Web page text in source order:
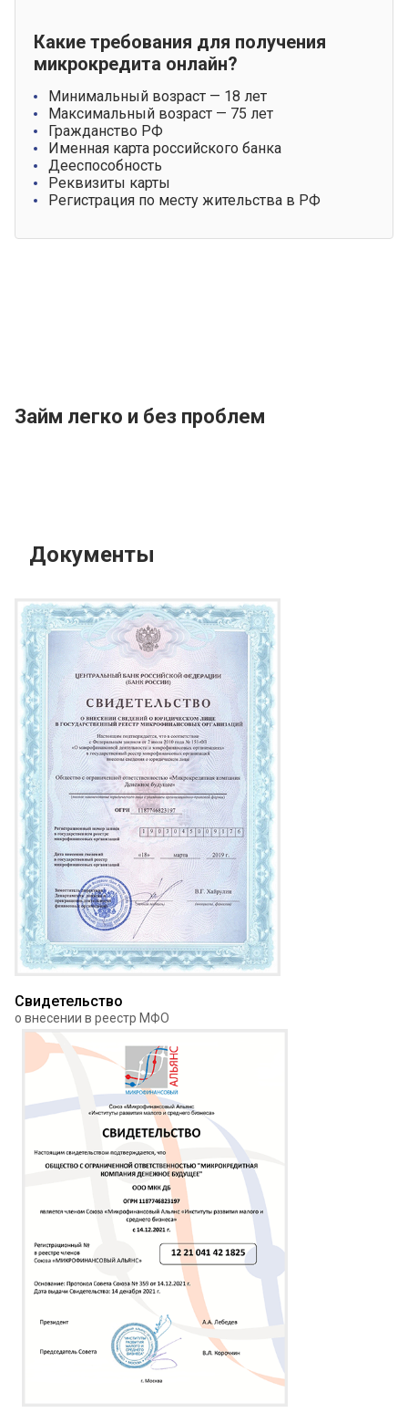
Какие требования для получения
микрокредита онлайн?
Минимальный возраст — 18 лет
Максимальный возраст — 75 лет
Гражданство РФ
Именная карта российского банка
Дееспособность
Реквизиты карты
Регистрация по месту жительства в РФ
Займ легко и без проблем
Документы
Свидетельство
о внесении в реестр МФО